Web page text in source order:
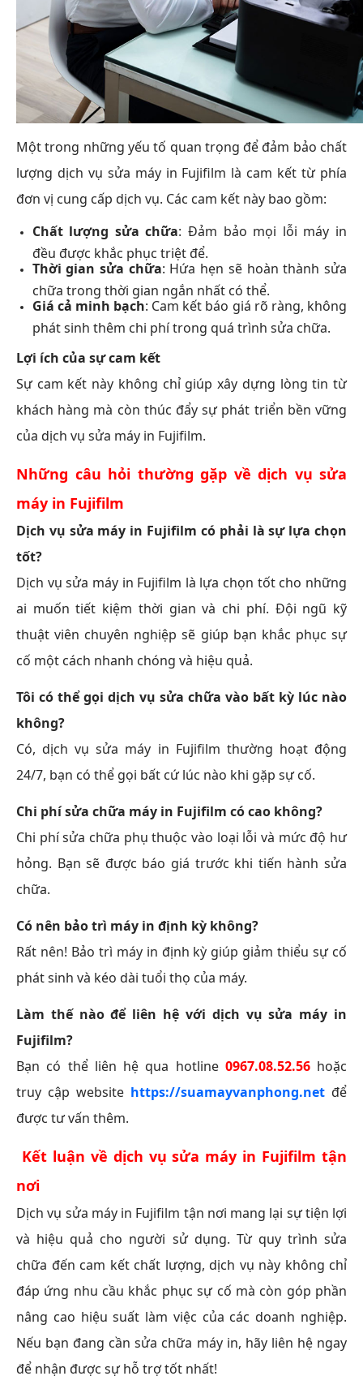
Một trong những yếu tố quan trọng để đảm bảo chất
lượng dịch vụ sửa máy in Fujifilm là cam kết từ phía
đơn vị cung cấp dịch vụ. Các cam kết này bao gồm:
Chất lượng sửa chữa: Đảm bảo mọi lỗi máy in
đều được khắc phục triệt để.
Thời gian sửa chữa: Hứa hẹn sẽ hoàn thành sửa
chữa trong thời gian ngắn nhất có thể.
Giá cả minh bạch: Cam kết báo giá rõ ràng, không
phát sinh thêm chi phí trong quá trình sửa chữa.
Lợi ích của sự cam kết
Sự cam kết này không chỉ giúp xây dựng lòng tin từ
khách hàng mà còn thúc đẩy sự phát triển bền vững
của dịch vụ sửa máy in Fujifilm.
Những câu hỏi thường gặp về dịch vụ sửa
máy in Fujifilm
Dịch vụ sửa máy in Fujifilm có phải là sự lựa chọn
tốt?
Dịch vụ sửa máy in Fujifilm là lựa chọn tốt cho những
ai muốn tiết kiệm thời gian và chi phí. Đội ngũ kỹ
thuật viên chuyên nghiệp sẽ giúp bạn khắc phục sự
cố một cách nhanh chóng và hiệu quả.
Tôi có thể gọi dịch vụ sửa chữa vào bất kỳ lúc nào
không?
Có, dịch vụ sửa máy in Fujifilm thường hoạt động
24/7, bạn có thể gọi bất cứ lúc nào khi gặp sự cố.
Chi phí sửa chữa máy in Fujifilm có cao không?
Chi phí sửa chữa phụ thuộc vào loại lỗi và mức độ hư
hỏng. Bạn sẽ được báo giá trước khi tiến hành sửa
chữa.
Có nên bảo trì máy in định kỳ không?
Rất nên! Bảo trì máy in định kỳ giúp giảm thiểu sự cố
phát sinh và kéo dài tuổi thọ của máy.
Làm thế nào để liên hệ với dịch vụ sửa máy in
Fujifilm?
Bạn có thể liên hệ qua hotline 0967.08.52.56hoặc
truy cập website https://suamayvanphong.net để
được tư vấn thêm.
Kết luận về dịch vụ sửa máy in Fujifilm tận
nơi
Dịch vụ sửa máy in Fujifilm tận nơi mang lại sự tiện lợi
và hiệu quả cho người sử dụng. Từ quy trình sửa
chữa đến cam kết chất lượng, dịch vụ này không chỉ
đáp ứng nhu cầu khắc phục sự cố mà còn góp phần
nâng cao hiệu suất làm việc của các doanh nghiệp.
Nếu bạn đang cần sửa chữa máy in, hãy liên hệ ngay
để nhận được sự hỗ trợ tốt nhất!